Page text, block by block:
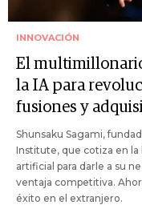
INNOVACIÓN
El
la IA para
fusiones y
Shunsaku Sagami,
Institute, que cotiza en la
artificial para darle a su
ventaja competitiva.
éxito en el extranjero.